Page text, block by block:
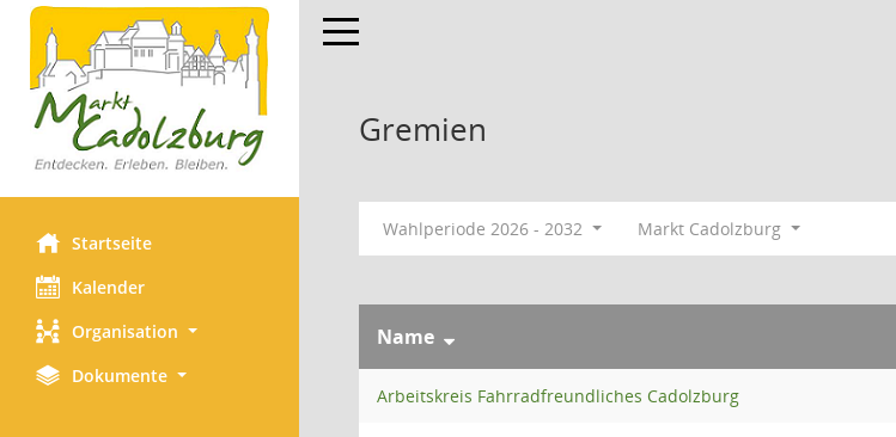
Startseite
Kalender
Organisation
Dokumente
Toggle navigation
Gremien
Wahlperiode 2026 - 2032 Markt Cadolzburg
Name
Arbeitskreis Fahrradfreundliches Cadolzburg